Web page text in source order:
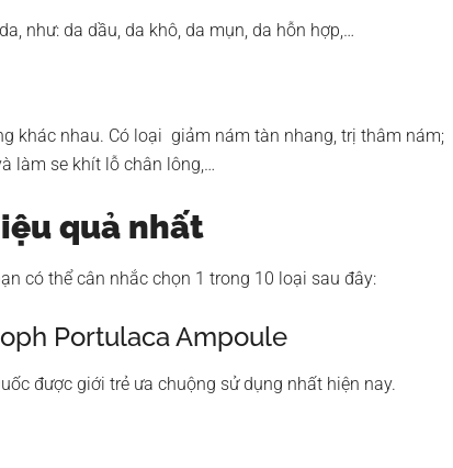
như: da dầu, da khô, da mụn, da hỗn hợp,…
khác nhau. Có loại giảm nám tàn nhang, trị thâm nám;
làm se khít lỗ chân lông,…
quả nhất
có thể cân nhắc chọn 1 trong 10 loại sau đây:
Portulaca Ampoule
được giới trẻ ưa chuộng sử dụng nhất hiện nay.